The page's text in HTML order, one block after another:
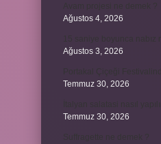
Ağustos 4, 2026
Ağustos 3, 2026
Temmuz 30, 2026
Temmuz 30, 2026